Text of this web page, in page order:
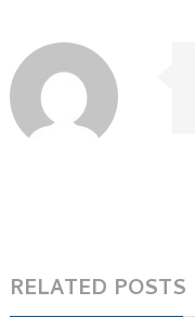
RELATED POSTS